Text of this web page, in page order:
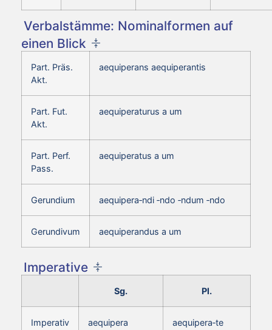
Verbalstämme: Nominalformen auf
einen Blick
Part. Präs.
Akt.
aequiperans aequiperantis
Part. Fut.
Akt.
aequiperaturus a um
Part. Perf.
Pass.
aequiperatus a um
Gerundium aequipera‑ndi ‑ndo ‑ndum ‑ndo
Gerundivum aequiperandus a um
Imperative
Sg. Pl.
Imperativ
aequipera aequipera‑te